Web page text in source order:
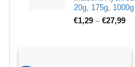
20g, 175g, 1000g
€1,29– €27,99